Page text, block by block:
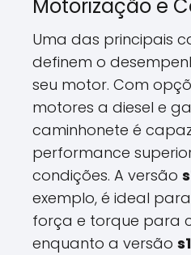
Motorização e
Uma das principais
definem o
seu motor. Com
motores a diesel e
caminhonete é
performance
condições. A versão
exemplo, é ideal
força e torque para
enquanto a versão